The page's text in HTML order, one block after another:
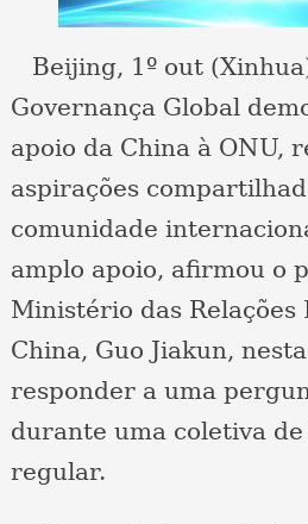
Beijing, 1º out
Governança Global
apoio da China à ONU,
aspirações
comunidade
amplo apoio, afirmou o
Ministério das Relações
China, Guo Jiakun,
responder a uma
durante uma coletiva
regular.